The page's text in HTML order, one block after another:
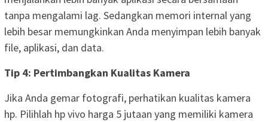
tanpa mengalami lag. Sedangkan memori internal yang
lebih besar memungkinkan Anda menyimpan lebih banyak
file, aplikasi, dan data.
Tip 4: Pertimbangkan Kualitas Kamera
Jika Anda gemar fotografi, perhatikan kualitas kamera
hp. Pilihlah hp vivo harga 5 jutaan yang memiliki kamera